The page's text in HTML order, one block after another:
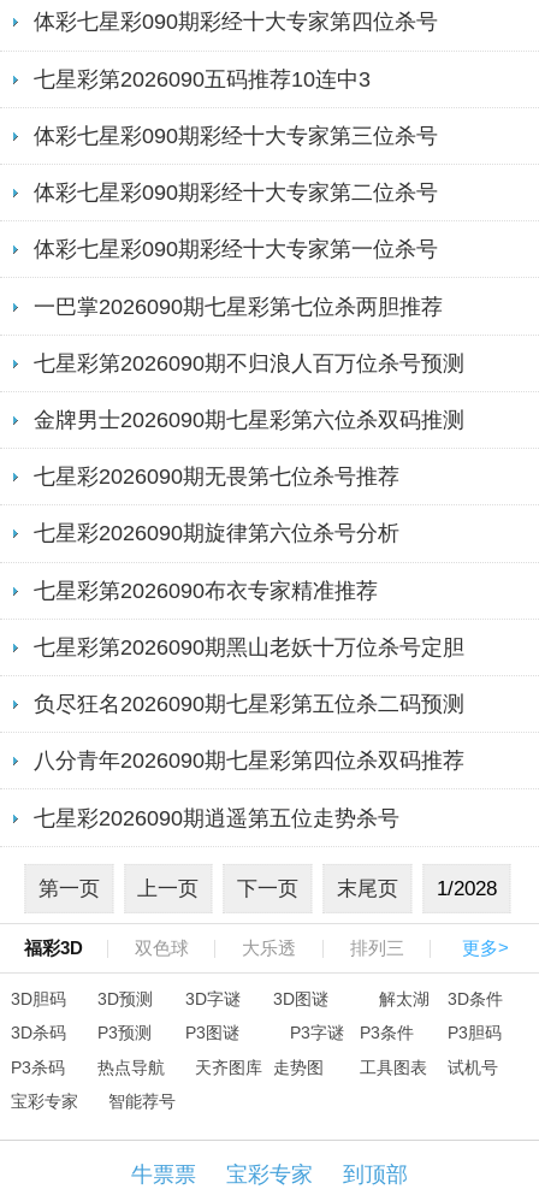
体彩七星彩090期彩经十大专家第四位杀号
七星彩第2026090五码推荐10连中3
体彩七星彩090期彩经十大专家第三位杀号
体彩七星彩090期彩经十大专家第二位杀号
体彩七星彩090期彩经十大专家第一位杀号
一巴掌2026090期七星彩第七位杀两胆推荐
七星彩第2026090期不归浪人百万位杀号预测
金牌男士2026090期七星彩第六位杀双码推测
七星彩2026090期无畏第七位杀号推荐
七星彩2026090期旋律第六位杀号分析
七星彩第2026090布衣专家精准推荐
七星彩第2026090期黑山老妖十万位杀号定胆
负尽狂名2026090期七星彩第五位杀二码预测
八分青年2026090期七星彩第四位杀双码推荐
七星彩2026090期逍遥第五位走势杀号
第一页 上一页 下一页 末尾页 1/2028
福彩3D 双色球 大乐透 排列三 更多>
3D胆码 3D预测 3D字谜 3D图谜 解太湖
3D条件
3D杀码
P3预测 P3图谜 P3字谜 P3条件
P3胆码
P3杀码
热点导航 天齐图库 走势图 工具图表
试机号
宝彩专家
智能荐号
牛票票 宝彩专家 到顶部